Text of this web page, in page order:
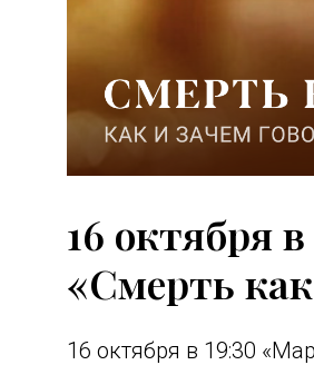
16 октября
«Смерть
16 октября в 19:30